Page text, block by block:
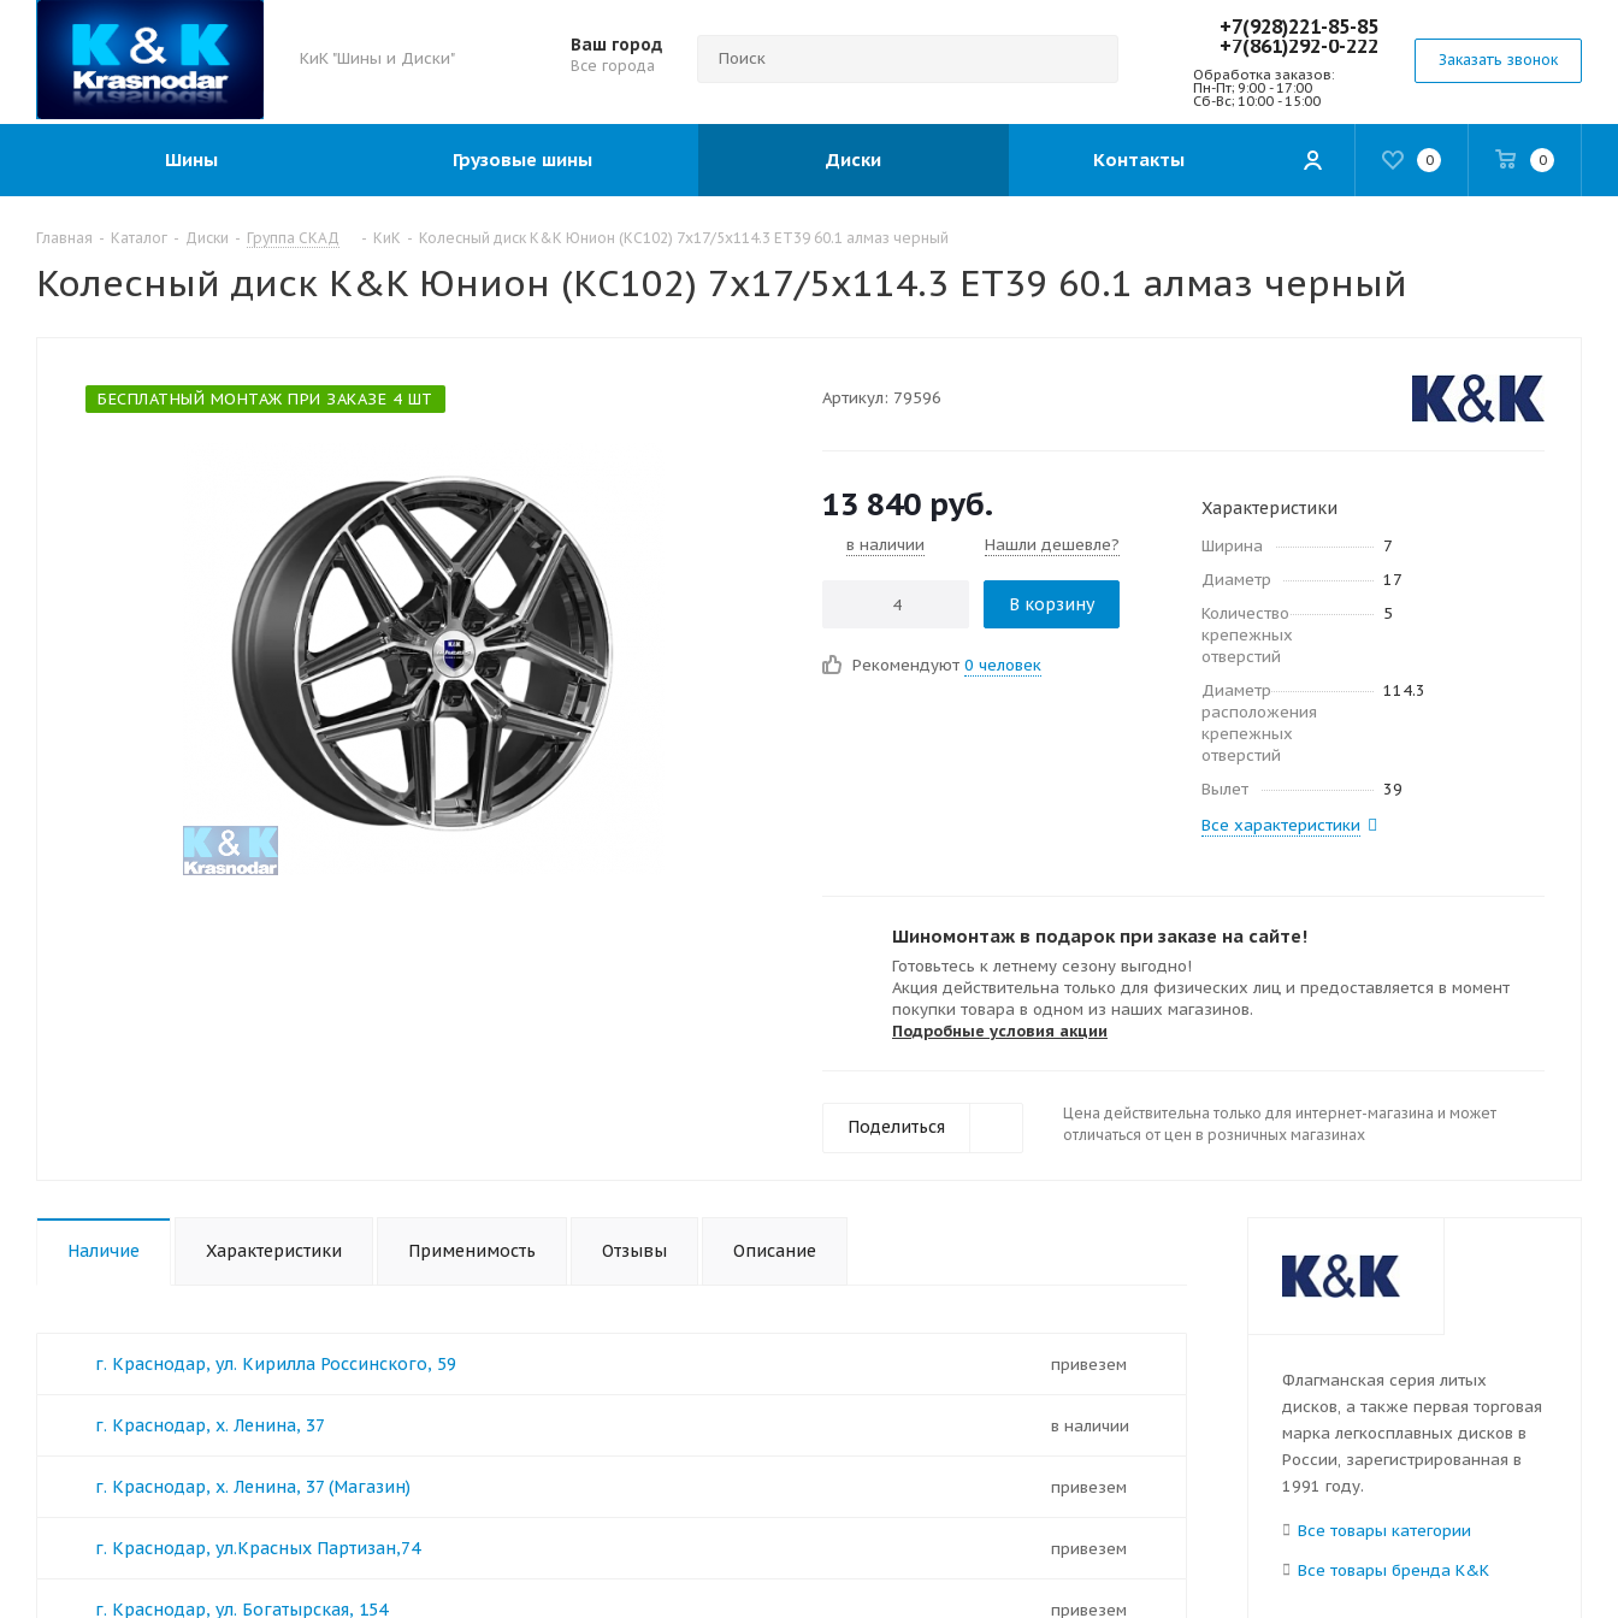
КиК "Шины и Диски"
Ваш город
Все города
+7(928)221-85-85
+7(861)292-0-222
Обработка заказов:
Пн-Пт; 9:00 - 17:00
Сб-Вс; 10:00 - 15:00
Заказать звонок
0 0
Шины Грузовые шины Диски Контакты
Главная - Каталог - Диски - Группа СКАД - КиК - Колесный диск K&K Юнион (КС102) 7х17/5х114.3 ЕТ39 60.1 алмаз черный
Колесный диск K&K Юнион (КС102) 7х17/5х114.3 ЕТ39 60.1 алмаз черный
БЕСПЛАТНЫЙ МОНТАЖ ПРИ ЗАКАЗЕ 4 ШТ Артикул: 79596
13 840 руб.
в наличии Нашли дешевле?
В корзину
Рекомендуют 0 человек
Характеристики
Ширина
7
Диаметр
17
Количество
крепежных
отверстий
5
Диаметр
расположения
крепежных
отверстий
114.3
Вылет
39
Все характеристики
Шиномонтаж в подарок при заказе на сайте!
Готовьтесь к летнему сезону выгодно!
Акция действительна только для физических лиц и предоставляется в момент
покупки товара в одном из наших магазинов.
Подробные условия акции
Поделиться
Цена действительна только для интернет-магазина и может
отличаться от цен в розничных магазинах
Наличие Характеристики Применимость Отзывы Описание
Привезем
г. Краснодар, ул. Кирилла Россинского, 59
в наличии
г. Краснодар, х. Ленина, 37
Привезем
г. Краснодар, х. Ленина, 37 (Магазин)
Привезем
г. Краснодар, ул.Красных Партизан,74
Привезем
г. Краснодар, ул. Богатырская, 154
Флагманская серия литых
дисков, а также первая торговая
марка легкосплавных дисков в
России, зарегистрированная в
1991 году.
Все товары категории
Все товары бренда K&K